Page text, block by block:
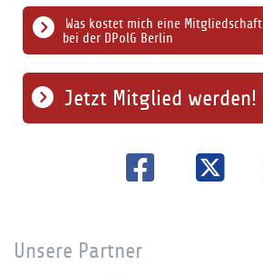
Was kostet mich eine Mitgliedschaft
bei der DPolG Berlin
Jetzt Mitglied werden!
Unsere Partner